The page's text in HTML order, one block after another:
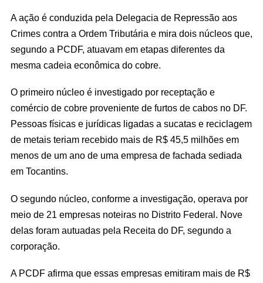
A ação é conduzida pela Delegacia de Repressão aos
Crimes contra a Ordem Tributária e mira dois núcleos que,
segundo a PCDF, atuavam em etapas diferentes da
mesma cadeia econômica do cobre.
O primeiro núcleo é investigado por receptação e
comércio de cobre proveniente de furtos de cabos no DF.
Pessoas físicas e jurídicas ligadas a sucatas e reciclagem
de metais teriam recebido mais de R$ 45,5 milhões em
menos de um ano de uma empresa de fachada sediada
em Tocantins.
O segundo núcleo, conforme a investigação, operava por
meio de 21 empresas noteiras no Distrito Federal. Nove
delas foram autuadas pela Receita do DF, segundo a
corporação.
A PCDF afirma que essas empresas emitiram mais de R$